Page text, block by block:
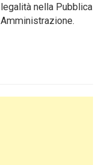
legalità nella Pubblica
Amministrazione.